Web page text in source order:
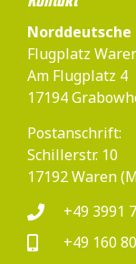
Norddeutsche
Flugplatz
Am Flugplatz 4
17194
Postanschrift:
Schillerstr. 10
17192 Waren
+49 3991
+49 160